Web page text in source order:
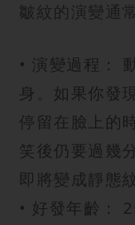
皺紋的演變通
• 演變過程：
身。如果你發
停留在臉上的
笑後仍要過幾
即將變成靜態
• 好發年齡：